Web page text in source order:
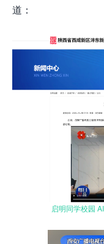
道：
启明同学校园